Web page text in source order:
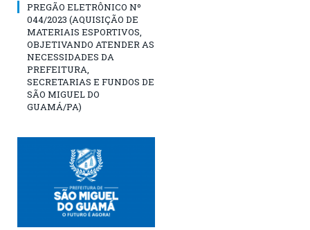
PREGÃO ELETRÔNICO Nº
044/2023 (AQUISIÇÃO DE
MATERIAIS ESPORTIVOS,
OBJETIVANDO ATENDER AS
NECESSIDADES DA
PREFEITURA,
SECRETARIAS E FUNDOS DE
SÃO MIGUEL DO
GUAMÁ/PA)